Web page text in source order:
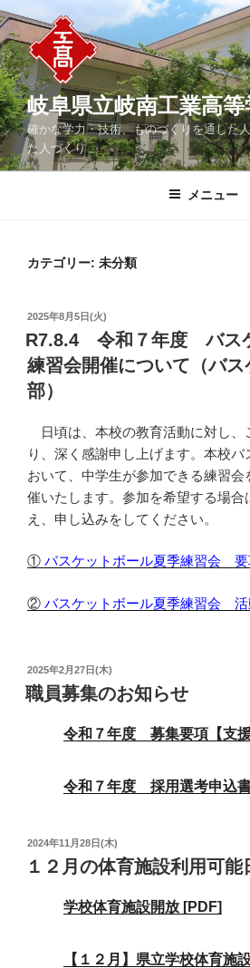
コ
ン
テ
ン
ツ
へ
ス
キ
岐阜県立岐南工業高等
確かな学力・技術、ものづくりを通した
た人づくり
メニュー
カテゴリー: 未分類
投
稿
日:
2025年8月5日(火)
R7.8.4 令和７年度 バス
練習会開催について（バ
部）
日頃は、本校の教育活動に対し、
り、深く感謝申し上げます。本校バ
おいて、中学生が参加できる練習会
催いたします。参加を希望する場合
え、申し込みをしてください。
① バスケットボール夏季練習会 要
② バスケットボール夏季練習会 活
投
稿
日:
2025年2月27日(木)
職員募集のお知らせ
令和７年度 募集要項【支
令和７年度 採用選考申込
投
稿
日:
2024年11月28日(木)
１２月の体育施設利用可
学校体育施設開放 [PDF]
【１２月】県立学校体育施